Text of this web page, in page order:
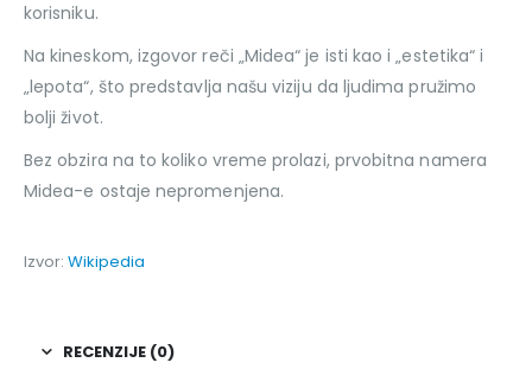
korisniku.
Na kineskom, izgovor reči „Midea“ je isti kao i „estetika“ i
„lepota“, što predstavlja našu viziju da ljudima pružimo
bolji život.
Bez obzira na to koliko vreme prolazi, prvobitna namera
Midea-e ostaje nepromenjena.
Izvor: Wikipedia
RECENZIJE (0)